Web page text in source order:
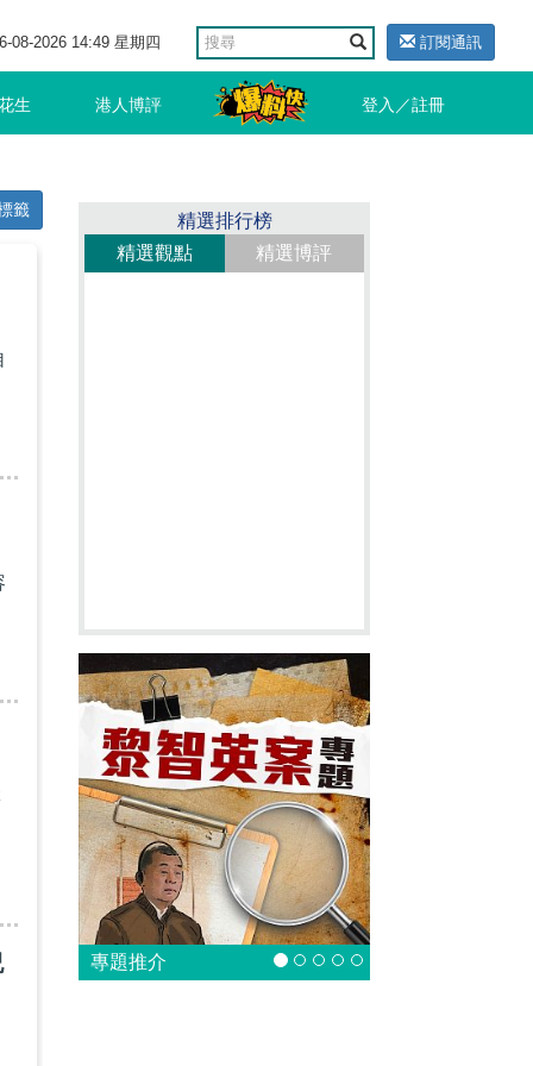
08-2026 14:49 星期四 訂閱通訊
生 港人博評 登入／註冊
籤
精選排行榜
精選觀點
精選博評
專題推介